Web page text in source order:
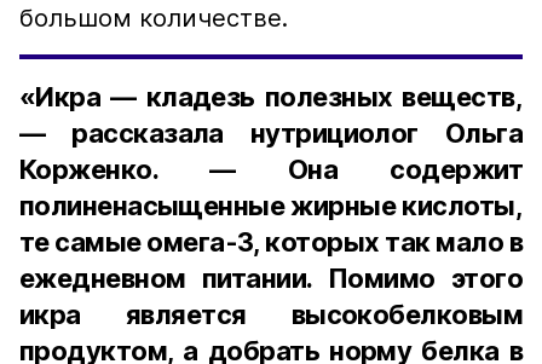
большом количестве.
«Икра — кладезь полезных веществ,
— рассказала нутрициолог Ольга
Корженко. — Она содержит
полиненасыщенные жирные кислоты,
те самые омега-3, которых так мало в
ежедневном питании. Помимо этого
икра является высокобелковым
продуктом, а добрать норму белка в